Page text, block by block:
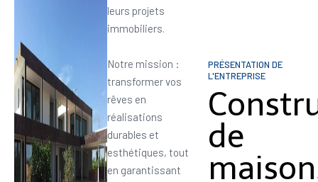
leurs projets
immobiliers.
Notre mission :
transformer vos
rêves en
réalisations
durables et
esthétiques, tout
en garantissant
PRÉSENTATION DE
L'ENTREPRISE
de